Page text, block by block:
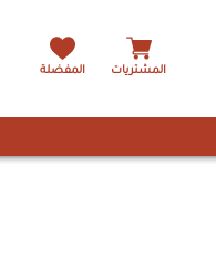
المشتريات المفضلة